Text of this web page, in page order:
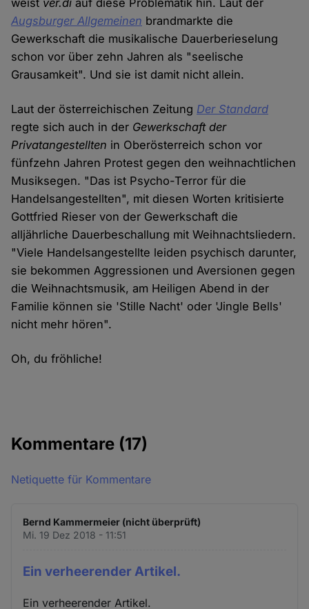
weist ver.di auf diese Problematik hin. Laut der
Augsburger Allgemeinen brandmarkte die
Gewerkschaft die musikalische Dauerberieselung
schon vor über zehn Jahren als "seelische
Grausamkeit". Und sie ist damit nicht allein.
Laut der österreichischen Zeitung Der Standard
regte sich auch in der Gewerkschaft der
Privatangestellten in Oberösterreich schon vor
fünfzehn Jahren Protest gegen den weihnachtlichen
Musiksegen. "Das ist Psycho-Terror für die
Handelsangestellten", mit diesen Worten kritisierte
Gottfried Rieser von der Gewerkschaft die
alljährliche Dauerbeschallung mit Weihnachtsliedern.
"Viele Handelsangestellte leiden psychisch darunter,
sie bekommen Aggressionen und Aversionen gegen
die Weihnachtsmusik, am Heiligen Abend in der
Familie können sie 'Stille Nacht' oder 'Jingle Bells'
nicht mehr hören".
Oh, du fröhliche!
Kommentare (17)
Netiquette für Kommentare
Bernd Kammermeier (nicht überprüft)
Mi. 19 Dez 2018 - 11:51
Ein verheerender Artikel.
Ein verheerender Artikel.